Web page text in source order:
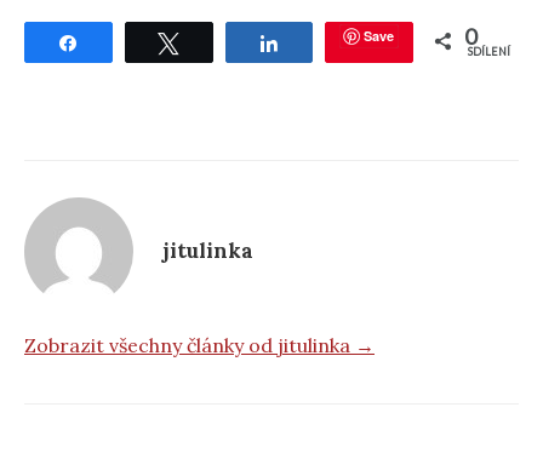
Tweetnout Save 0
SDÍLENÍ
jitulinka
Zobrazit všechny články od jitulinka →